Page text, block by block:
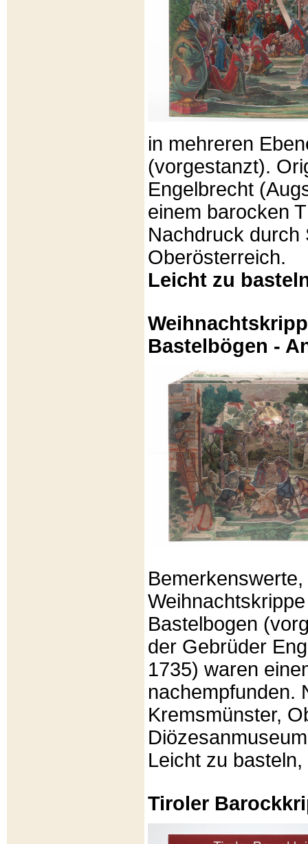
in mehreren
(vorgestanzt).
Engelbrecht
einem barocken
Nachdruck durch
Oberösterreich.
Leicht zu
Bastelbögen -
Bastelbogen
der Gebrüder
1735) waren
nachempfunden.
Kremsmünster,
Leicht zu
Tiroler